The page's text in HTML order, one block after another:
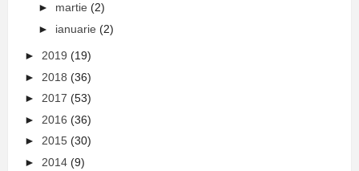
► martie (2)
► ianuarie (2)
► 2019 (19)
► 2018 (36)
► 2017 (53)
► 2016 (36)
► 2015 (30)
► 2014 (9)